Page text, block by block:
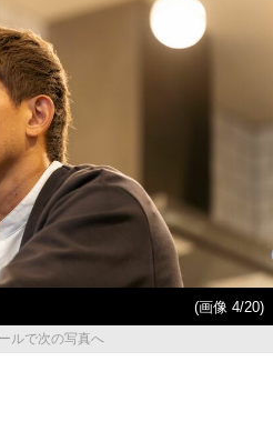
(画像 4/20)
ルで次の写真へ